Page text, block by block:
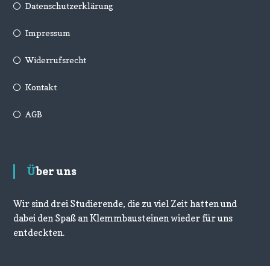
Datenschutzerklärung
Impressum
Widerrufsrecht
Kontakt
AGB
Über uns
Wir sind drei Studierende, die zu viel Zeit hatten und
dabei den Spaß an Klemmbausteinen wieder für uns
entdeckten.